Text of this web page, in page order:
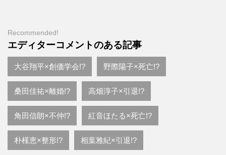
Recommended!
エディターコメントのある記事
大谷翔平×創価学会!? 野際陽子×死亡!?
桑田佳祐×離婚!? 高畑淳子×引退!?
角田信朗×不仲!? 紅音ほたる×死亡!?
朴槿恵×整形!? 相葉雅紀×引退!?